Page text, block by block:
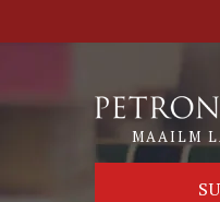
MAAILM